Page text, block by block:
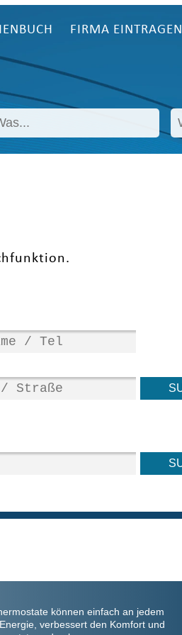
FIRMA EINTRAGEN
können einfach an jedem
verbessert den Komfort und